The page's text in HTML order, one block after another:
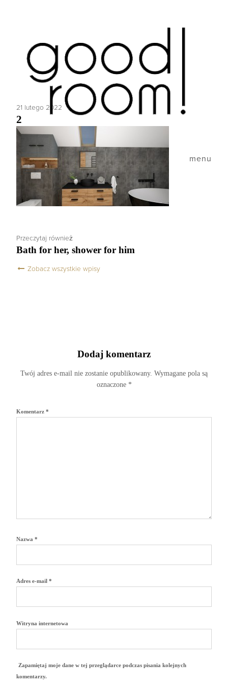
menu
21 lutego 2022
2
Przeczytaj również
Bath for her, shower for him
Zobacz wszystkie wpisy
Dodaj komentarz
Twój adres e-mail nie zostanie opublikowany. Wymagane pola są
oznaczone *
Komentarz *
Nazwa *
Adres e-mail *
Witryna internetowa
Zapamiętaj moje dane w tej przeglądarce podczas pisania kolejnych
komentarzy.